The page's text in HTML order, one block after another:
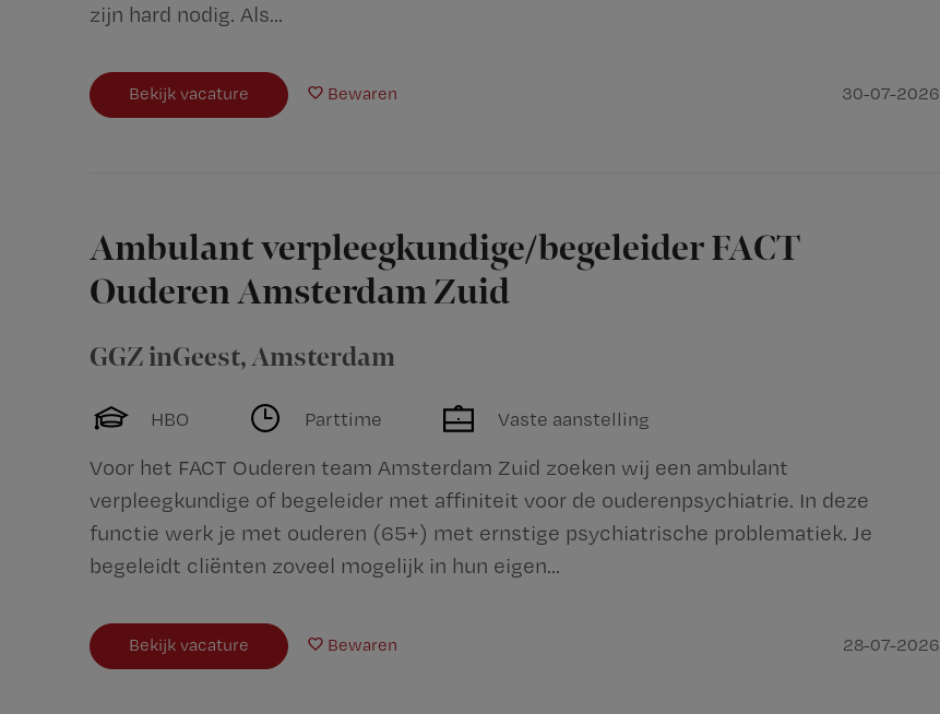
zijn hard nodig. Als...
Bekijk vacature Bewaren 30-07-2026
Ambulant verpleegkundige/begeleider FACT
Ouderen Amsterdam Zuid
GGZ inGeest,Amsterdam
HBO Parttime Vaste aanstelling
Voor het FACT Ouderen team Amsterdam Zuid zoeken wij een ambulant
verpleegkundige of begeleider met affiniteit voor de ouderenpsychiatrie. In deze
functie werk je met ouderen (65+) met ernstige psychiatrische problematiek. Je
begeleidt cliënten zoveel mogelijk in hun eigen...
Bekijk vacature Bewaren 28-07-2026